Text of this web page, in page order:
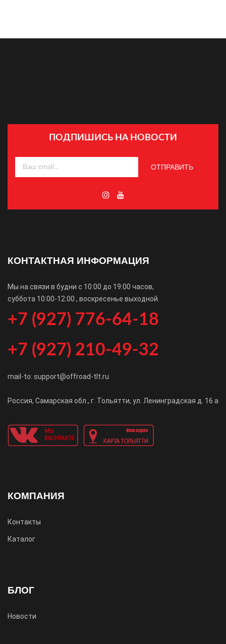
ПОДПИШИСЬ НА НОВОСТИ
КОНТАКТНАЯ ИНФОРМАЦИЯ
Мы на связи в будни с 10:00 до 19:00 часов,
суббота 10:00-12:00 , воскресенье выходной.
+7 (927) 776-64-18
+7 (927) 210-49-32
mail-to: support@offroad-tlt.ru
Россия, Самарская обл., г. Тольятти, ул. Ленинградская д. 16 а
КОМПАНИЯ
Контакты
Каталог
БЛОГ
Новости